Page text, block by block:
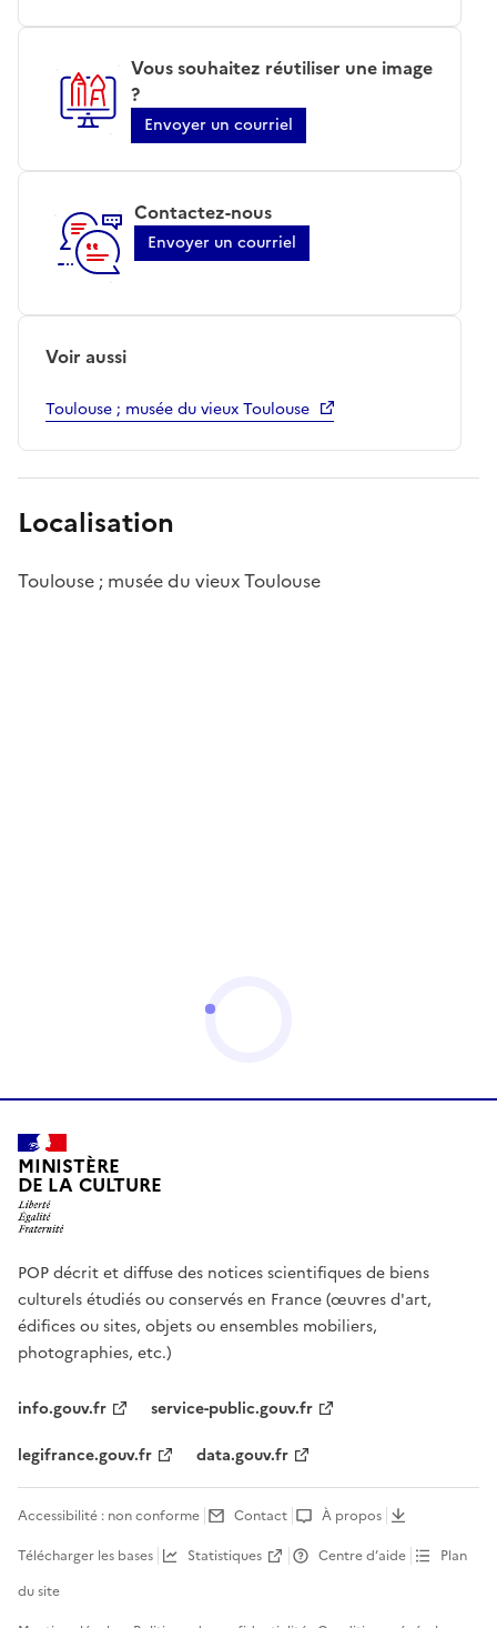
Vous souhaitez réutiliser une image
?
Envoyer un courriel
Contactez-nous
Envoyer un courriel
Voir aussi
Toulouse ; musée du vieux Toulouse
Localisation
Toulouse ; musée du vieux Toulouse
MINISTÈRE
DE LA CULTURE
POP décrit et diffuse des notices scientifiques de biens
culturels étudiés ou conservés en France (œuvres d'art,
édifices ou sites, objets ou ensembles mobiliers,
photographies, etc.)
info.gouv.fr
service-public.gouv.fr
legifrance.gouv.fr
data.gouv.fr
Accessibilité : non conforme Contact
À propos
Télécharger les bases
Statistiques Centre d’aide
Plan
du site